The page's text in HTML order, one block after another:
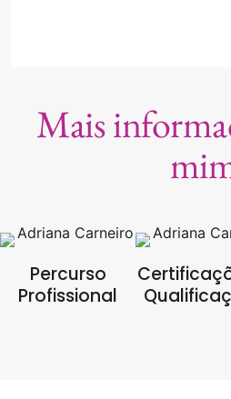
Mais
Percurso
Profissional